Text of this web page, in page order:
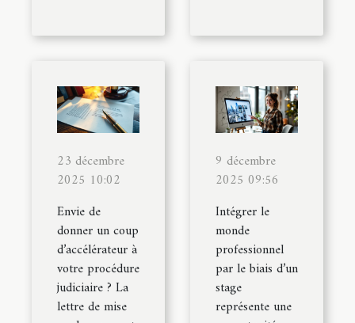
23 décembre
2025 10:02
Envie de
donner un coup
d’accélérateur à
votre procédure
judiciaire ? La
lettre de mise
9 décembre
2025 09:56
Intégrer le
monde
professionnel
par le biais d’un
stage
représente une